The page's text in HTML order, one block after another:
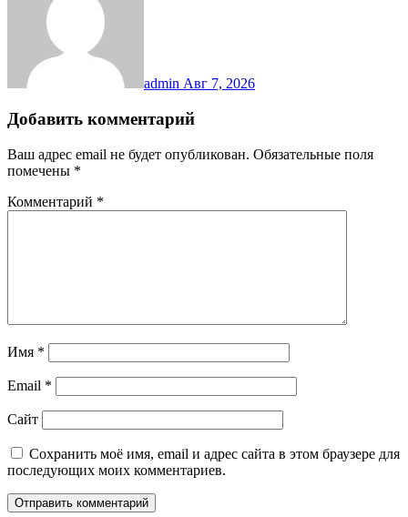
admin Авг 7, 2026
Добавить комментарий
Ваш адрес email не будет опубликован. Обязательные поля
помечены *
Комментарий *
Имя *
Email *
Сайт
Сохранить моё имя, email и адрес сайта в этом браузере для
последующих моих комментариев.